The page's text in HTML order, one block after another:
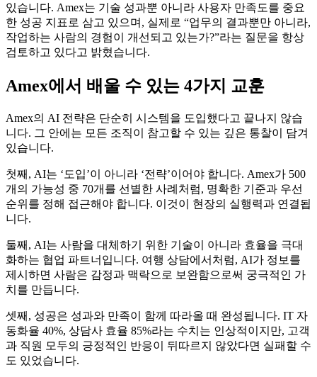
있습니다. Amex는 기술 성과뿐 아니라 사용자 만족도를 중요
한 성공 지표로 삼고 있으며, 실제로 “업무의 결과뿐만 아니라,
작업하는 사람의 경험이 개선되고 있는가?”라는 질문을 항상
검토하고 있다고 밝혔습니다.
Amex에서 배울 수 있는 4가지 교훈
Amex의 AI 전략은 단순히 시스템을 도입했다고 끝나지 않습
니다. 그 안에는 모든 조직이 참고할 수 있는 깊은 통찰이 담겨
있습니다.
첫째, AI는 ‘도입’이 아니라 ‘전략’이어야 합니다. Amex가 500
개의 가능성 중 70개를 선별한 사례처럼, 명확한 기준과 우선
순위를 정해 접근해야 합니다. 이것이 현장의 실행력과 연결됩
니다.
둘째, AI는 사람을 대체하기 위한 기술이 아니라 효율을 극대
화하는 협업 파트너입니다. 여행 상담에서처럼, AI가 정보를
제시하면 사람은 감정과 맥락으로 보완함으로써 궁극적인 가
치를 만듭니다.
셋째, 성공은 성과와 만족이 함께 따라올 때 완성됩니다. IT 자
동화율 40%, 상담사 효율 85%라는 수치는 인상적이지만, 고객
과 직원 모두의 긍정적인 반응이 뒤따르지 않았다면 실패할 수
도 있었습니다.